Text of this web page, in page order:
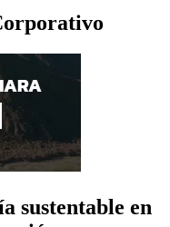
sustentable en